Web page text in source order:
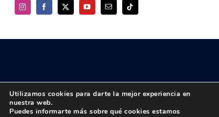
© Copyright 2018 - 2026 UPTA | Todos los derechos reservados
Utilizamos cookies para darte la mejor experiencia en
nuestra web.
Puedes informarte más sobre qué cookies estamos